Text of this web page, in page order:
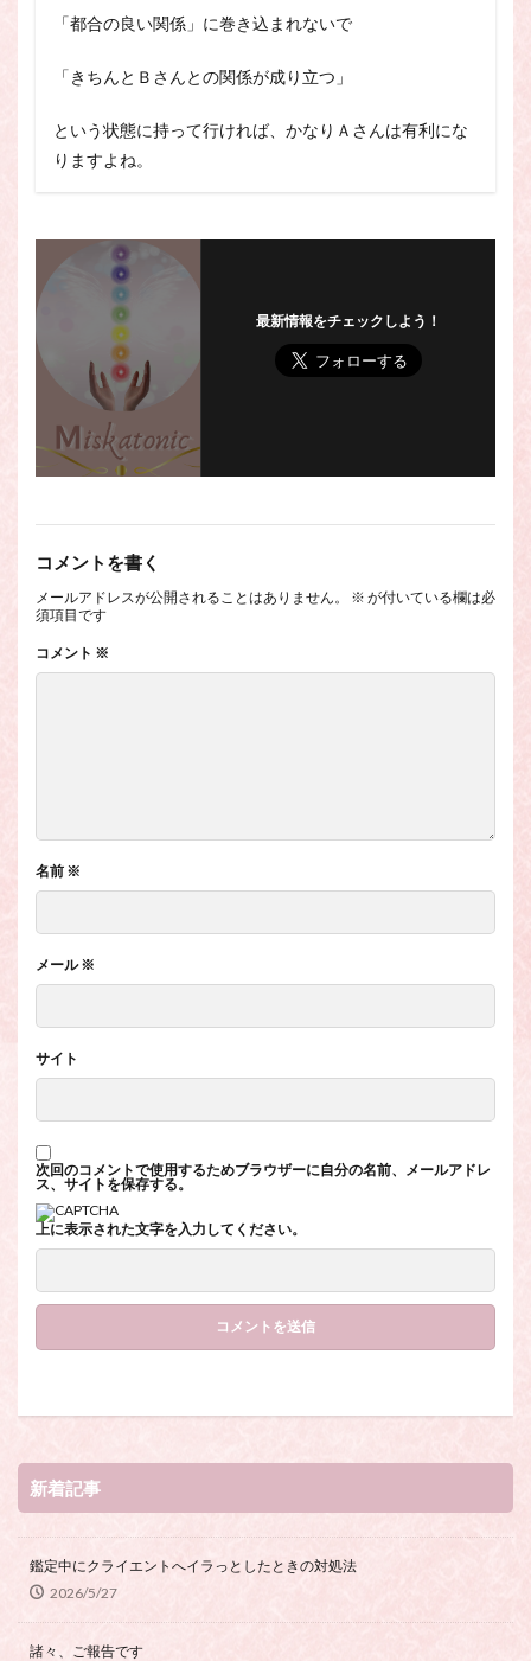
「都合の良い関係」に巻き込まれないで
「きちんとＢさんとの関係が成り立つ」
という状態に持って行ければ、かなりＡさんは有利にな
りますよね。
最新情報をチェックしよう！
コメントを書く
メールアドレスが公開されることはありません。 ※ が付いている欄は必
須項目です
コメント ※
名前 ※
メール※
サイト
次回のコメントで使用するためブラウザーに自分の名前、メールアドレ
ス、サイトを保存する。
上に表示された文字を入力してください。
新着記事
鑑定中にクライエントへイラっとしたときの対処法
2026/5/27
諸々、ご報告です